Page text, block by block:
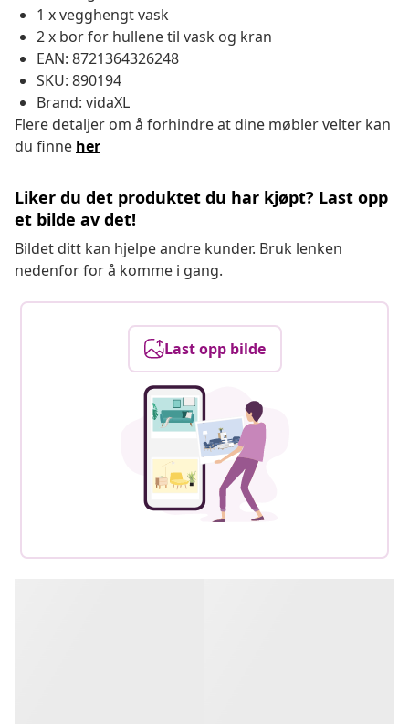
1 x vegghengt vask
2 x bor for hullene til vask og kran
EAN: 8721364326248
SKU: 890194
Brand: vidaXL
Flere detaljer om å forhindre at dine møbler velter kan
du finne her
Liker du det produktet du har kjøpt? Last opp
et bilde av det!
Bildet ditt kan hjelpe andre kunder. Bruk lenken
nedenfor for å komme i gang.
Last opp bilde